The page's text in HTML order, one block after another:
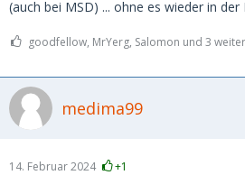
(auch bei MSD) ... ohne es wieder in
goodfellow, MrYerg, Salomon und 3
medima99
14. Februar 2024 +1